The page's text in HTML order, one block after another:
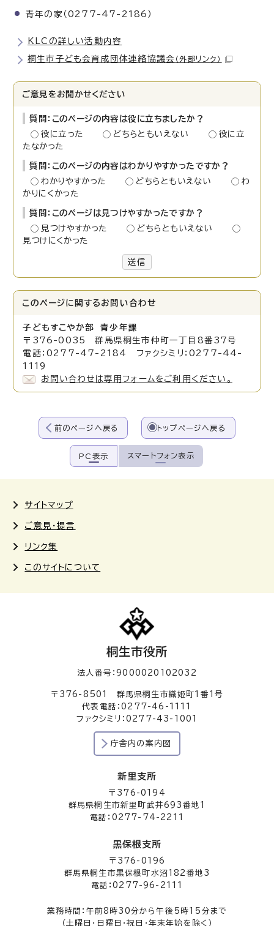
青年の家（0277-47-2186）
KLCの詳しい活動内容
桐生市子ども会育成団体連絡協議会 （外部リンク）
ご意見をお聞かせください
質問：このページの内容は役に立ちましたか？
役に立った
どちらともいえない
役に立
たなかった
質問：このページの内容はわかりやすかったですか？
わかりやすかった
どちらともいえない
わ
かりにくかった
質問：このページは見つけやすかったですか？
見つけやすかった
どちらともいえない
見つけにくかった
送信
このページに関する お問い合わせ
子どもすこやか部 青少年課
〒376-0035 群馬県桐生市仲町一丁目8番37号
電話：0277-47-2184 ファクシミリ：0277-44-
1119
お問い合わせは専用フォームをご利用ください。
前のページへ戻る トップページへ戻る
PC表示 スマートフォン表示
サイトマップ
ご意見・提言
リンク集
このサイトについて
桐生市役所
法人番号：9000020102032
〒376-8501 群馬県桐生市織姫町1番1号
代表電話：0277-46-1111
ファクシミリ：0277-43-1001
庁舎内の案内図
新里支所
〒376-0194
群馬県桐生市新里町武井693番地1
電話：0277-74-2211
黒保根支所
〒376-0196
群馬県桐生市黒保根町水沼182番地3
電話：0277-96-2111
業務時間：午前8時30分から午後5時15分まで
（土曜日・日曜日・祝日・年末年始を除く）